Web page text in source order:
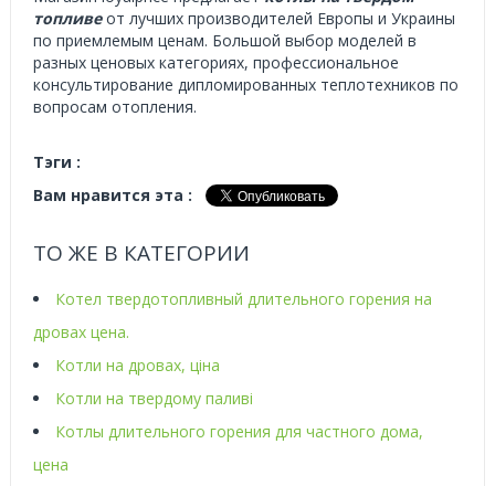
топливеот лучших производителей Европы и Украины
по приемлемым ценам. Большой выбор моделей в
разных ценовых категориях, профессиональное
консультирование дипломированных теплотехников по
вопросам отопления.
Тэги :
Вам нравится эта :
ТО ЖЕ В КАТЕГОРИИ
Котел твердотопливный длительного горения на
дровах цена.
Котли на дровах, ціна
Котли на твердому паливі
Котлы длительного горения для частного дома,
цена